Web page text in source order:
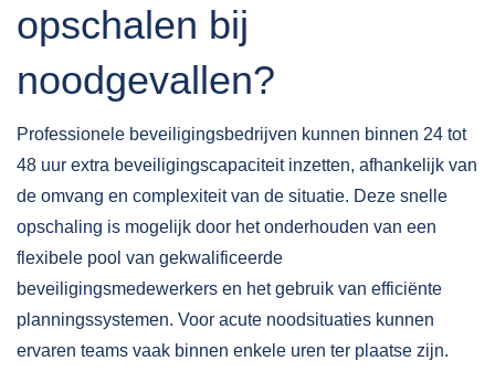
opschalen bij
noodgevallen?
Professionele beveiligingsbedrijven kunnen binnen 24 tot
48 uur extra beveiligingscapaciteit inzetten, afhankelijk van
de omvang en complexiteit van de situatie. Deze snelle
opschaling is mogelijk door het onderhouden van een
flexibele pool van gekwalificeerde
beveiligingsmedewerkers en het gebruik van efficiënte
planningssystemen. Voor acute noodsituaties kunnen
ervaren teams vaak binnen enkele uren ter plaatse zijn.